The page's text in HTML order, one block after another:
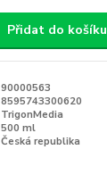
Přidat do košíku
90000563
8595743300620
TrigonMedia
500 ml
Česká republika